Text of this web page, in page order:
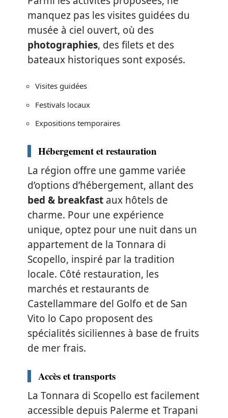
manquez pas les visites guidées du
musée à ciel ouvert, où des
photographies, des filets et des
bateaux historiques sont exposés.
Visites guidées
Festivals locaux
Expositions temporaires
Hébergement et restauration
La région offre une gamme variée
d’options d’hébergement, allant des
bed & breakfast aux hôtels de
charme. Pour une expérience
unique, optez pour une nuit dans un
appartement de la Tonnara di
Scopello, inspiré par la tradition
locale. Côté restauration, les
marchés et restaurants de
Castellammare del Golfo et de San
Vito lo Capo proposent des
spécialités siciliennes à base de fruits
de mer frais.
Accès et transports
La Tonnara di Scopello est facilement
accessible depuis Palerme et Trapani